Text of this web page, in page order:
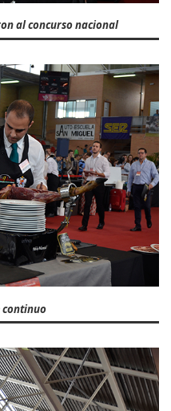
al concurso nacional
continuo